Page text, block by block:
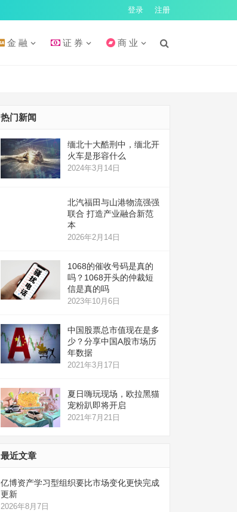
登录 注册
金 融 证 券 商 业
热门新闻
缅北十大酷刑中，缅北开
火车是形容什么
2024年3月14日
北汽福田与山港物流强强
联合 打造产业融合新范
本
2026年2月14日
1068的催收号码是真的
吗？1068开头的仲裁短
信是真的吗
2023年10月6日
中国股票总市值现在是多
少？分享中国A股市场历
年数据
2021年3月17日
夏日嗨玩现场，欧拉黑猫
宠粉趴即将开启
2021年7月21日
最近文章
亿博资产学习型组织要比市场变化更快完成
更新
2026年8月7日